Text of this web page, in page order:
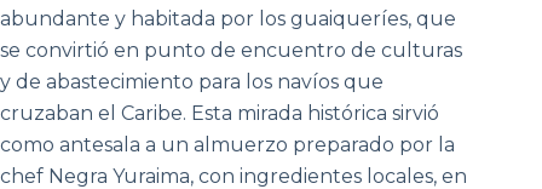
abundante y habitada por los guaiqueríes, que
se convirtió en punto de encuentro de culturas
y de abastecimiento para los navíos que
cruzaban el Caribe. Esta mirada histórica sirvió
como antesala a un almuerzo preparado por la
chef Negra Yuraima, con ingredientes locales, en